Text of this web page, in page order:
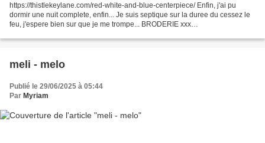
https://thistlekeylane.com/red-white-and-blue-centerpiece/ Enfin, j'ai pu
dormir une nuit complete, enfin... Je suis septique sur la duree du cessez le
feu, j'espere bien sur que je me trompe... BRODERIE xxx
trim...
meli - melo
Publié le 29/06/2025 à 05:44
Par Myriam